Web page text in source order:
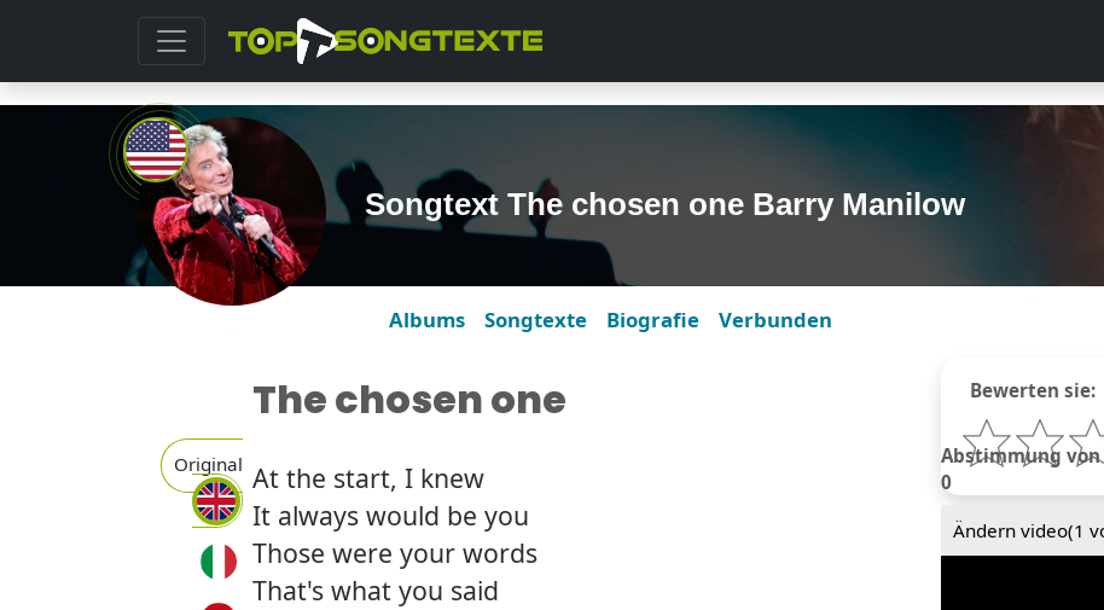
Songtext The chosen one Barry Manilow
Albums Songtexte Biografie Verbunden
Original
Bewerten sie:
Abstimmung von
0
Ändern video(1
The chosen one
At the start, I knew
It always would be you
Those were your words
That's what you said